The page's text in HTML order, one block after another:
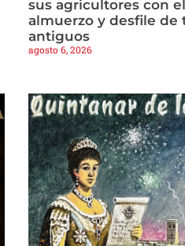
sus agricultores con
almuerzo y desfile de
antiguos
agosto 6, 2026